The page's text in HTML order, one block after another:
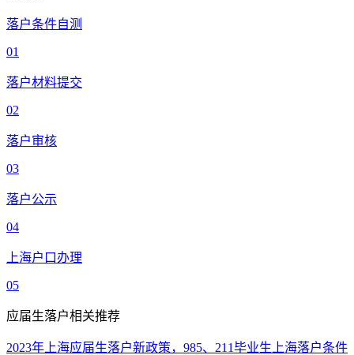
落户条件自测
01
落户材料提交
02
落户审核
03
落户公示
04
上海户口办理
05
应届生落户相关推荐
2023年上海应届生落户新政策，985、211毕业生上海落户条件